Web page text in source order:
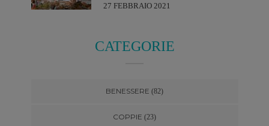
27 FEBBRAIO 2021
CATEGORIE
BENESSERE (82)
COPPIE (23)